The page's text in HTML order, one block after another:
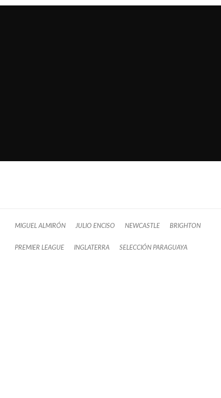
MIGUEL ALMIRÓN JULIO ENCISO NEWCASTLE BRIGHTON
PREMIER LEAGUE INGLATERRA SELECCIÓN PARAGUAYA